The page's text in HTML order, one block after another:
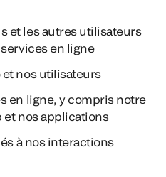
et les autres utilisateurs
en ligne
nos utilisateurs
en ligne, y compris notre
et nos applications
à nos interactions